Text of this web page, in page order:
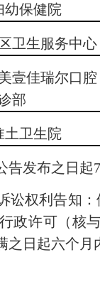
幼保健院
卫生服务中心
壹佳瑞尔口腔
部
土卫生院
发布之日起7
权利告知：
政许可（核
日起六个月